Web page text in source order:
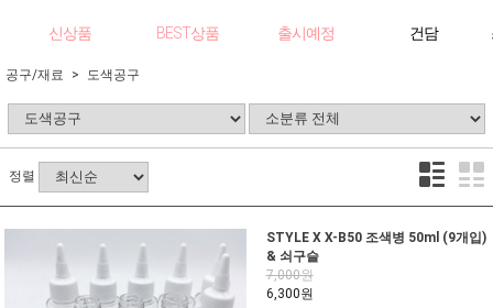
신상품 BEST상품 출시예정 건담
공구/재료 도색공구
정렬
STYLE X X-B50 조색병 50ml (9개입)
& 쇠구슬
7,000원
6,300원